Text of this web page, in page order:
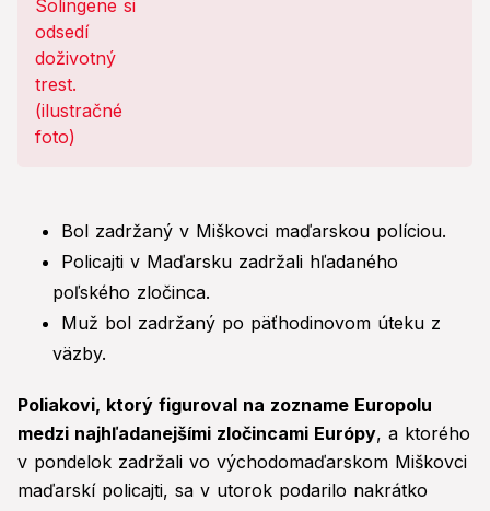
Bol zadržaný v Miškovci maďarskou políciou.
Policajti v Maďarsku zadržali hľadaného
poľského zločinca.
Muž bol zadržaný po päťhodinovom úteku z
väzby.
Poliakovi, ktorý figuroval na zozname Europolu
medzi najhľadanejšími zločincami Európy, a ktorého
v pondelok zadržali vo východomaďarskom Miškovci
maďarskí policajti, sa v utorok podarilo nakrátko